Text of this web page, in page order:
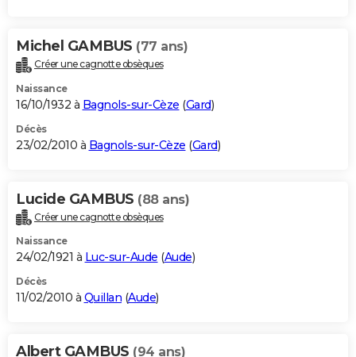
Michel GAMBUS (77 ans)
Créer une cagnotte obsèques
Naissance
16/10/1932 à Bagnols-sur-Cèze (Gard)
Décès
23/02/2010 à Bagnols-sur-Cèze (Gard)
Lucide GAMBUS (88 ans)
Créer une cagnotte obsèques
Naissance
24/02/1921 à Luc-sur-Aude (Aude)
Décès
11/02/2010 à Quillan (Aude)
Albert GAMBUS (94 ans)